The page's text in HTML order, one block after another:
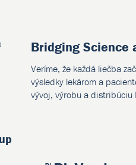
Bridging Science
Veríme, že každá liečba
výsledky lekárom a
vývoj, výrobu a distribúciu